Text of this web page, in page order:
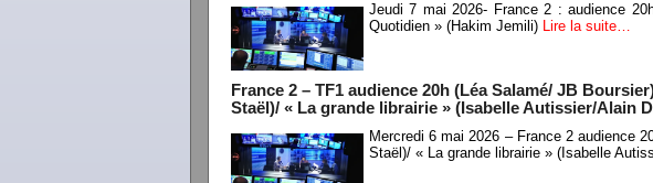
Jeudi 7 mai 2026- France 2 : audience
Quotidien » (Hakim Jemili) Lire la suite…
France 2 – TF1 audience 20h (Léa Salamé/ JB
Staël)/ « La grande librairie » (Isabelle Autissier/Alain
Mercredi 6 mai 2026 – France 2 audience
Staël)/ « La grande librairie » (Isabelle